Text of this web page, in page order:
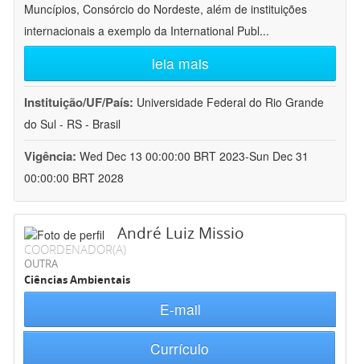
Muncípios, Consórcio do Nordeste, além de instituições
internacionais a exemplo da International Publ...
leia mais
Instituição/UF/País: Universidade Federal do Rio Grande
do Sul - RS - Brasil
Vigência: Wed Dec 13 00:00:00 BRT 2023-Sun Dec 31
00:00:00 BRT 2028
André Luiz Missio
COORDENADOR(A)
OUTRA
Ciências Ambientais
E-mail
Currículo